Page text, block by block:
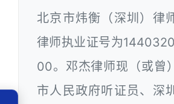
北京市炜衡（深圳）律
律师执业证号为
00。邓杰律师现（或曾
市人民政府听证员、深